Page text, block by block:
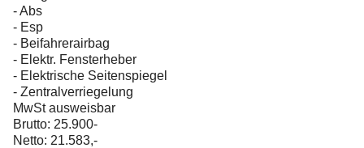
- Abs
- Esp
- Beifahrerairbag
- Elektr. Fensterheber
- Elektrische Seitenspiegel
- Zentralverriegelung
MwSt ausweisbar
Brutto: 25.900-
Netto: 21.583,-